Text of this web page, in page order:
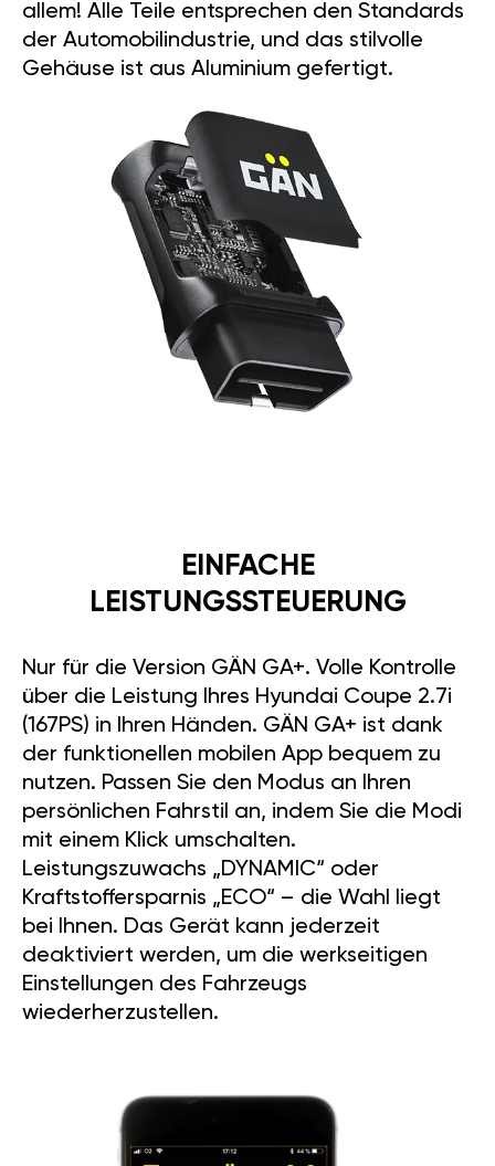
allem! Alle Teile entsprechen den Standards
der Automobilindustrie, und das stilvolle
Gehäuse ist aus Aluminium gefertigt.
EINFACHE
LEISTUNGSSTEUERUNG
Nur für die Version GÄN GA+. Volle Kontrolle
über die Leistung Ihres Hyundai Coupe 2.7i
(167PS) in Ihren Händen. GÄN GA+ ist dank
der funktionellen mobilen App bequem zu
nutzen. Passen Sie den Modus an Ihren
persönlichen Fahrstil an, indem Sie die Modi
mit einem Klick umschalten.
Leistungszuwachs „DYNAMIC“ oder
Kraftstoffersparnis „ECO“ – die Wahl liegt
bei Ihnen. Das Gerät kann jederzeit
deaktiviert werden, um die werkseitigen
Einstellungen des Fahrzeugs
wiederherzustellen.